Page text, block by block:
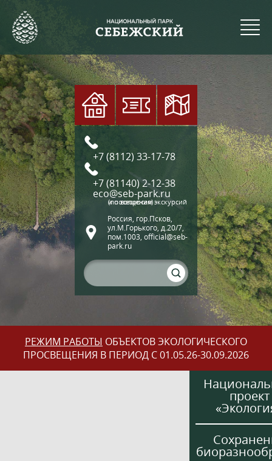
+7 (8112) 33-17-78
+7 (81140) 2-12-38
eco@seb-park.ru
(по вопросам экскурсий и посещения)
Россия, гор.Псков,
ул.М.Горького, д.20/7,
пом.1003, official@seb-
park.ru
РЕЖИМ РАБОТЫ ОБЪЕКТОВ ЭКОЛОГИЧЕСКОГО
ПРОСВЕЩЕНИЯ В ПЕРИОД С 01.05.26-30.09.2026
проект